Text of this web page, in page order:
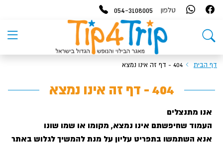
טלפון 054-3108005
דף הבית 404 - דף זה אינו נמצא
404 - דף זה אינו נמצא
אנו מתנצלים
העמוד שחיפשתם אינו נמצא, מקומו או שמו שונו
אנא השתמשו בתפריט עליון על מנת להמשיך לגלוש באתר